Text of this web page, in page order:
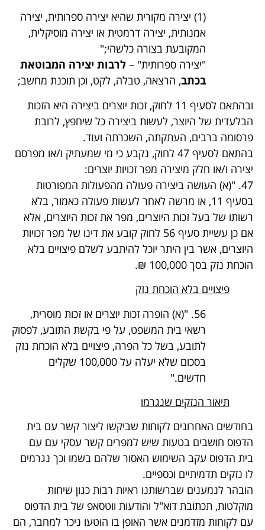
(1) יצירה מקורית שהיא יצירה ספרותית, יצירה
אמנותית, יצירה דרמטית או יצירה מוסיקלית,
המקובעת בצורה כלשהי;"
"יצירה ספרותית" – לרבות יצירה המבוטאת
בכתב, הרצאה, טבלה, לקט, וכן תוכנת מחשב;
ובהתאם לסעיף 11 לחוק, זכות יוצרים ביצירה היא הזכות
הבלעדית של היוצר, לעשות ביצירה כל שיחפץ, לרובת
פרסומה ברבים, העתקתה, השכרתה ועוד.
בהתאם לסעיף 47 לחוק, נקבע כי מי שמעתיק ו/או מפרסם
יצירה ו/או חלק מיצירה מפר זכויות יוצרים:
47. "(א) העושה ביצירה פעולה מהפעולות המפורטות
בסעיף 11, או מרשה לאחר לעשות פעולה כאמור, בלא
רשותו של בעל זכות היוצרים, מפר את זכות היוצרים, אלא
אם כן עשיית סעיף 56 לחוק קובע את דינו של מפר זכויות
היוצרים, אשר בין היתר יוכל להיתבע לשלם פיצויים בלא
הוכחת נזק בסך 100,000 ₪.
פיצויים בלא הוכחת נזק
56. "(א) הופרה זכות יוצרים או זכות מוסרית,
רשאי בית המשפט, על פי בקשת התובע, לפסוק
לתובע, בשל כל הפרה, פיצויים בלא הוכחת נזק
בסכום שלא יעלה על 100,000 שקלים
חדשים."
תיאור הנזקים שנגרמו
בחודשים האחרונים לקוחות שביקשו ליצור קשר עם בית
הדפוס חושבים בטעות שיש למפרים קשר עסקי עם עם
בית הדפוס עקב השימוש האסור שלהם בשמו וכך נגרמים
לו נזקים תדמיתיים וכספיים.
הובהר לנמענים שברשותנו ראיות רבות כגון שיחות
מוקלטות, תכתובת דוא"ל והודעות ווטסאפ של בית הדפוס
עם לקוחות מזדמנים אשר האופן בו הוטעו ניכר למחבר, הם